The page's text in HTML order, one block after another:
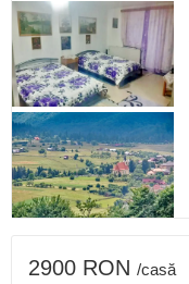
2900 RON /casă